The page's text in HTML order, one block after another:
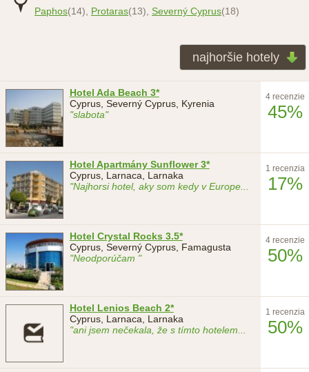
Paphos(14), Protaras(13), Severný Cyprus(18)
najhoršie hotely
Hotel Ada Beach 3*
Cyprus, Severný Cyprus, Kyrenia
"slabota"
4 recenzie
45%
Hotel Apartmány Sunflower 3*
Cyprus, Larnaca, Larnaka
"Najhorsi hotel, aky som kedy v Europe...
1 recenzia
17%
Hotel Crystal Rocks 3.5*
Cyprus, Severný Cyprus, Famagusta
"Neodporúčam "
4 recenzie
50%
Hotel Lenios Beach 2*
Cyprus, Larnaca, Larnaka
"ani jsem nečekala, že s tímto hotelem
1 recenzia
50%